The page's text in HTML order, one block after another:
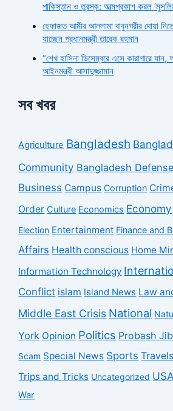
পাকিস্তান ও তুরস্ক: আত্মপ্রকাশ করল
হেফাজত আমীর আল্লামা বাবুনগরীর দোয়া
যাচ্ছেন প্রধানমন্ত্রী তারেক রহমান
“শেখ হাসিনা ডিসেম্বরে এসে কারাগারে
আইনমন্ত্রী আসাদুজ্জামান
সব খবর
Agriculture Bangladesh
Community Bangladesh Defense
Business Campus Corruption
Order Culture Economics Economy
Election Entertainment Finance and
Affairs Health conscious Home
Information Technology
Conflict islam Island News Law
Middle East Crisis National
York Opinion Politics Probash
Scam Special News Sports
Trips and Tricks Uncategorized USA
War